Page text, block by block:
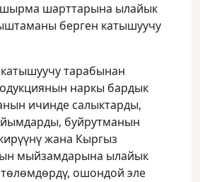
шарттарына ылайык
берген катышуучу
тарабынан
наркы бардык
ичинде салыктарды,
буйрутманын
жана Кыргыз
мыйзамдарына ылайык
ошондой эле